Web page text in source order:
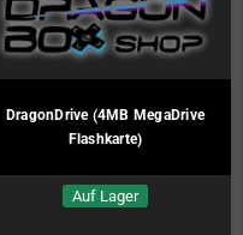
DragonDrive (4MB MegaDrive
Flashkarte)
Auf Lager